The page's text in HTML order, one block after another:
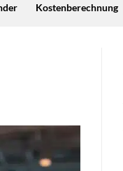
Kostenberechnung